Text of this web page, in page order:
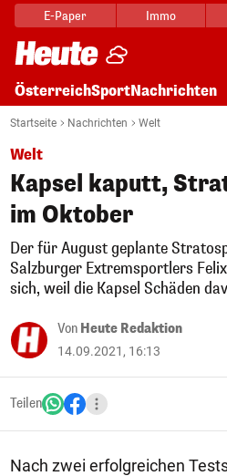
E-Paper Immo
ÖsterreichSportNachrichten
Startseite Nachrichten Welt
Welt
Kapsel kaputt,
im Oktober
Der für August geplante
Salzburger Extremsportlers
sich, weil die Kapsel Schäden
Von Heute Redaktion
14.09.2021, 16:13
Teilen
Nach zwei erfolgreichen